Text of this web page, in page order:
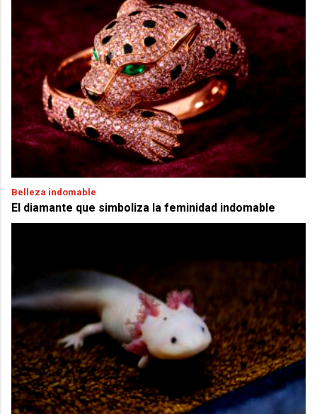
Belleza indomable
El diamante que simboliza la feminidad indomable